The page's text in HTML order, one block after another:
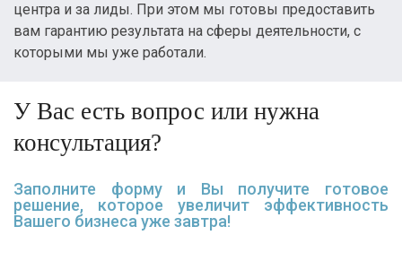
центра и за лиды. При этом мы готовы предоставить
вам гарантию результата на сферы деятельности, с
которыми мы уже работали.
У Вас есть вопрос или нужна
консультация?
Заполните форму и Вы получите готовое
решение, которое увеличит эффективность
Вашего бизнеса уже завтра!